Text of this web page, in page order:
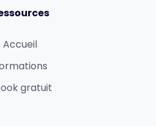
Accueil
gratuit